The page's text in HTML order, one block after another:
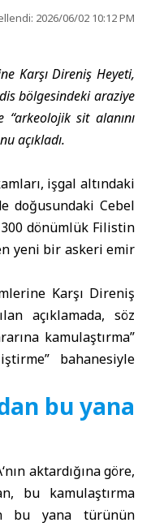
2026/06/02 10:12 PM
Karşı Direniş Heyeti,
bölgesindeki araziye
“arkeolojik sit alanını
açıkladı.
, işgal altındaki
doğusundaki Cebel
dönümlük Filistin
yeni bir askeri emir
Karşı Direniş
açıklamada, söz
kamulaştırma”
bahanesiyle
bu yana
‘nın aktardığına göre,
bu kamulaştırma
bu yana türünün